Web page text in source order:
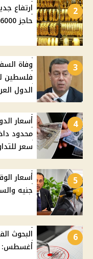
2
حاجز 6000 جنيه وسط مكاسب عالمية للمعدن
3
وفاة
فلسطين
الدول
4
أسعار
محدود
سعر
5
جنيه والسولار
6
أغسطس: